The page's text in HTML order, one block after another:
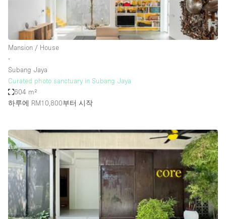
Haussmann Style
Heating
Industrial
Kitchen
Large Door Entrance
Lighting
Living Space
Multiple Rooms
Office Equipment
Private Parking
Raw
Mansion / House
∙
Subang Jaya
Curated photo sanctuary in Subang Jaya
604 m²
하루에 RM10,800부터 시작